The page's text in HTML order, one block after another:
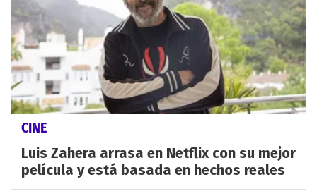
CINE
Luis Zahera arrasa en Netflix con su mejor
película y está basada en hechos reales